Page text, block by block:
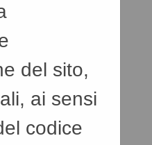
del sito,
ai sensi
codice
1 C.